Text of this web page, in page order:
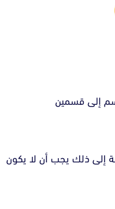
إلى قسمين
في الجامعة إضافة إلى ذلك يجب أن لا يكون